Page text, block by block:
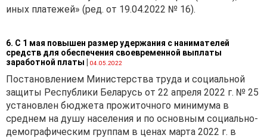
иных платежей» (ред. от 19.04.2022 № 16).
6. С 1 мая повышен размер удержания с нанимателей
средств для обеспечения своевременной выплаты
заработной платы
04.05.2022
Постановлением Министерства труда и социальной
защиты Республики Беларусь от 22 апреля 2022 г. № 25
установлен бюджета прожиточного минимума в
среднем на душу населения и по основным социально-
демографическим группам в ценах марта 2022 г. в